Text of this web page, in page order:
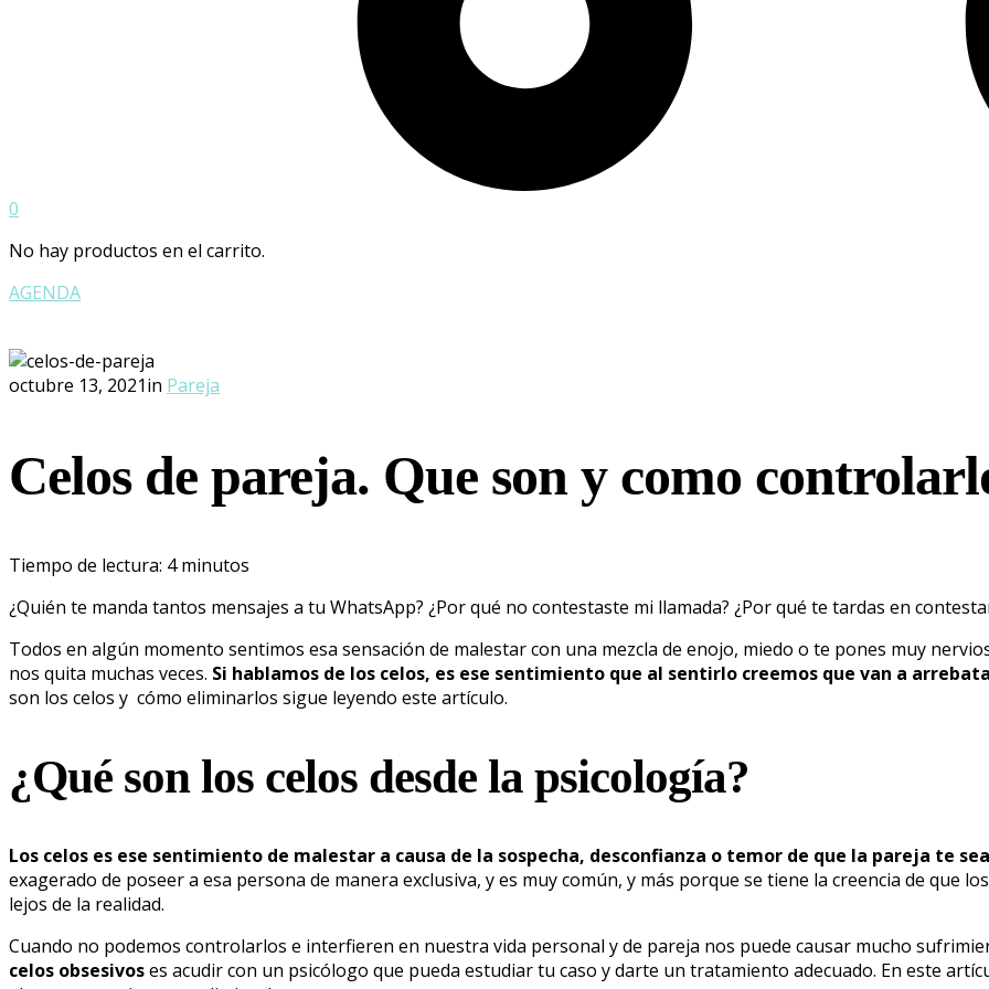
0
No hay productos en el carrito.
AGENDA
octubre 13, 2021in Pareja
Celos de pareja. Que son y como
Tiempo de lectura: 4 minutos
¿Quién te manda tantos mensajes a tu WhatsApp? ¿Por qué no contestaste mi llamada? ¿Por qué te tardas en
Todos en algún momento sentimos esa sensación de malestar con una mezcla de enojo, miedo o te pones muy
nos quita muchas veces. Si hablamos de los celos, es ese sentimiento que al sentirlo creemos que van a
son los celos y cómo eliminarlos sigue leyendo este artículo.
¿Qué son los celos desde la psicología?
Los celos es ese sentimiento de malestar a causa de la sospecha, desconfianza o temor de que la pareja te
exagerado de poseer a esa persona de manera exclusiva, y es muy común, y más porque se tiene la creencia de que
lejos de la realidad.
Cuando no podemos controlarlos e interfieren en nuestra vida personal y de pareja nos puede causar mucho
celos obsesivoses acudir con un psicólogo que pueda estudiar tu caso y darte un tratamiento adecuado. En este